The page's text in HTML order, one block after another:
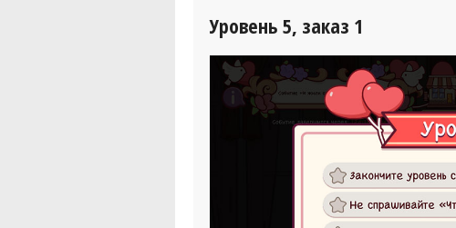
Уровень 5, заказ 1